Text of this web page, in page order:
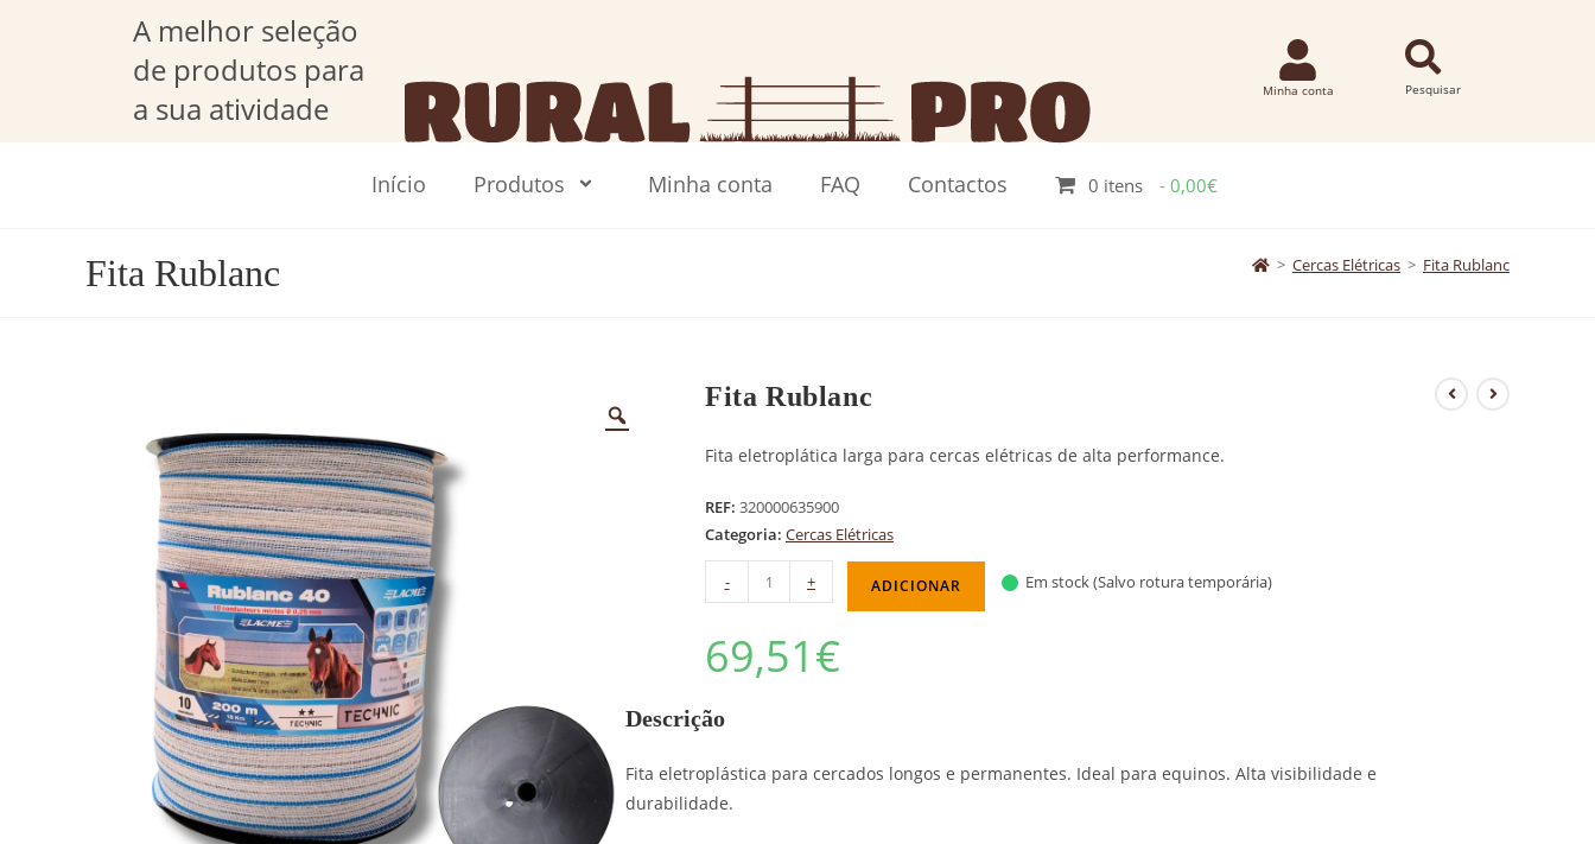
A melhor seleção
de produtos para
a sua atividade
Início Produtos Minha conta FAQ Contactos 0 itens 0,00€
Fita Rublanc > Cercas Elétricas > Fita Rublanc
Fita Rublanc
Fita eletroplática larga para cercas elétricas de alta performance.
REF: 320000635900
Categoria: Cercas Elétricas
- + ADICIONAR Em stock (Salvo rotura temporária)
69,51€
Descrição
Fita eletroplástica para cercados longos e permanentes. Ideal para equinos. Alta visibilidade e
durabilidade.